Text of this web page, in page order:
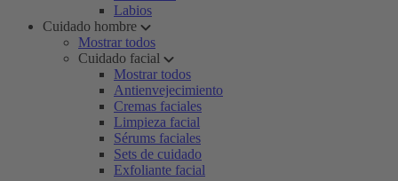
Labios
Cuidado hombre
Mostrar todos
Cuidado facial
Mostrar todos
Antienvejecimiento
Cremas faciales
Limpieza facial
Sérums faciales
Sets de cuidado
Exfoliante facial